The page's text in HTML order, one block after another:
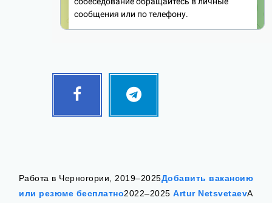
Facebook Telegram
Follow
Работа в Черногории, 2019–2025Добавить вакансию
или резюме бесплатно2022–2025Artur NetsvetaevА